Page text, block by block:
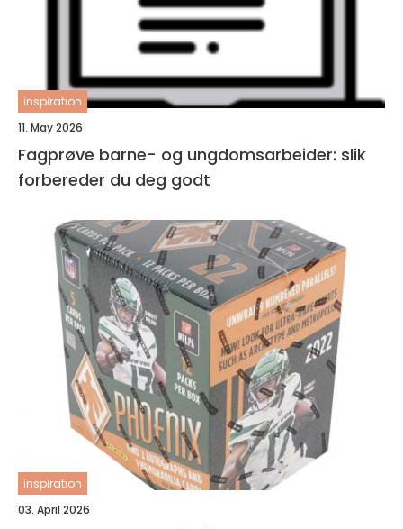
inspiration
11. May 2026
Fagprøve barne- og ungdomsarbeider: slik
forbereder du deg godt
inspiration
03. April 2026